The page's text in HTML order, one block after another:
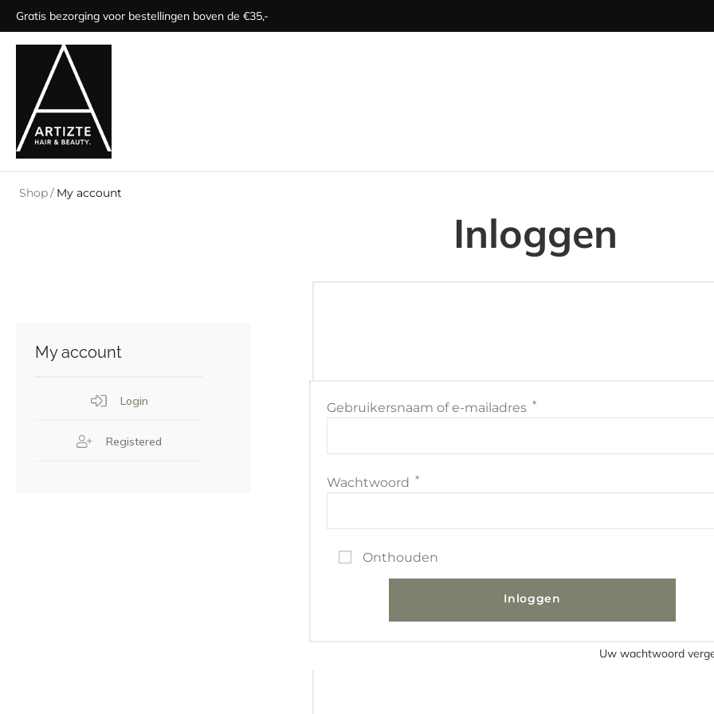
Gratis bezorging voor bestellingen boven de €35,-
Shop/ My account
Inloggen
My account
Login
Registered
Gebruikersnaam of e-mailadres *
Wachtwoord *
Onthouden
Inloggen
Uw wachtwoord